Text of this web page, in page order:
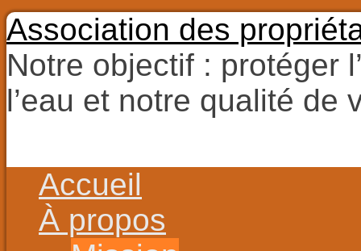
Association des
Notre objectif : protéger
l’eau et notre qualité de
contenu
Accueil
À propos